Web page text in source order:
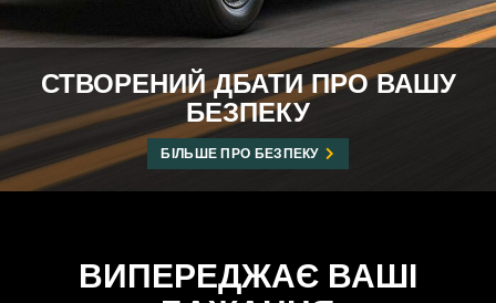
СТВОРЕНИЙ ДБАТИ ПРО ВАШУ
БЕЗПЕКУ
БІЛЬШЕ ПРО БЕЗПЕКУ
ВИПЕРЕДЖАЄ ВАШІ